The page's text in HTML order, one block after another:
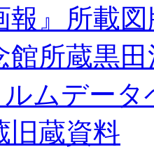
報』所載
館所蔵黒
ムデータ
旧蔵資料